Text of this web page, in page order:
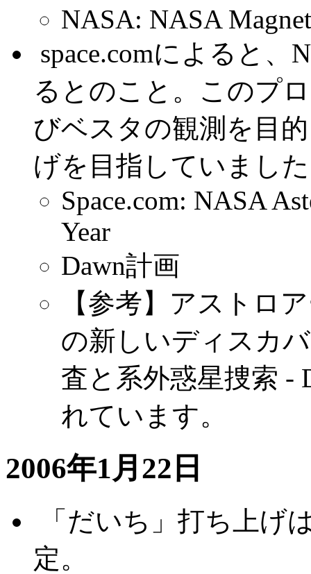
NASA: NASA
space.comによると
るとのこと。このプ
びベスタの観測を目
げを目指していまし
Space.com: NASA
Year
Dawn計画
【参考】アストロ
の新しいディスカ
査と系外惑星捜索 -
れています。
2006年1月22日
「だいち」打ち上げ
定。